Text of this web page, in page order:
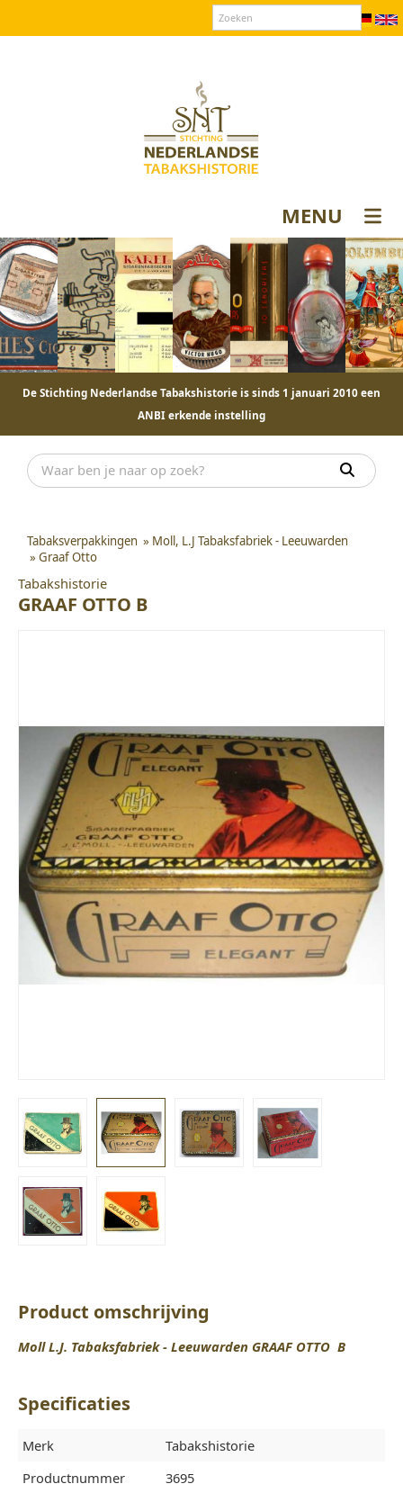
MENU
De Stichting Nederlandse Tabakshistorie is sinds 1 januari 2010 een
ANBI erkende instelling
Tabaksverpakkingen » Moll, L.J Tabaksfabriek - Leeuwarden
» Graaf Otto
Tabakshistorie
GRAAF OTTO B
Product omschrijving
Moll L.J. Tabaksfabriek - Leeuwarden GRAAF OTTO B
Specificaties
Merk
Tabakshistorie
Productnummer
3695